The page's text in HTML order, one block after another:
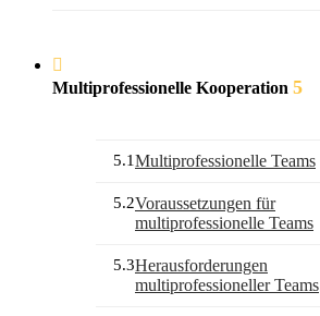
Multiprofessionelle Kooperation 5
5.1Multiprofessionelle Teams
5.2Voraussetzungen für
multiprofessionelle Teams
5.3Herausforderungen
multiprofessioneller Teams